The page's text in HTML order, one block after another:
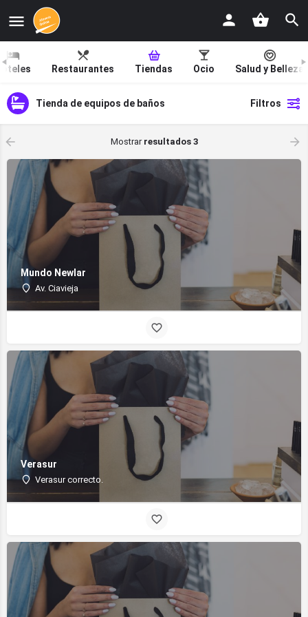
Restaurantes Tiendas Ocio Salud y Belleza
Tienda de equipos de baños Filtros
Mostrar resultados 3
Mundo Newlar
Av. Ciavieja
Verasur
Verasur correcto.